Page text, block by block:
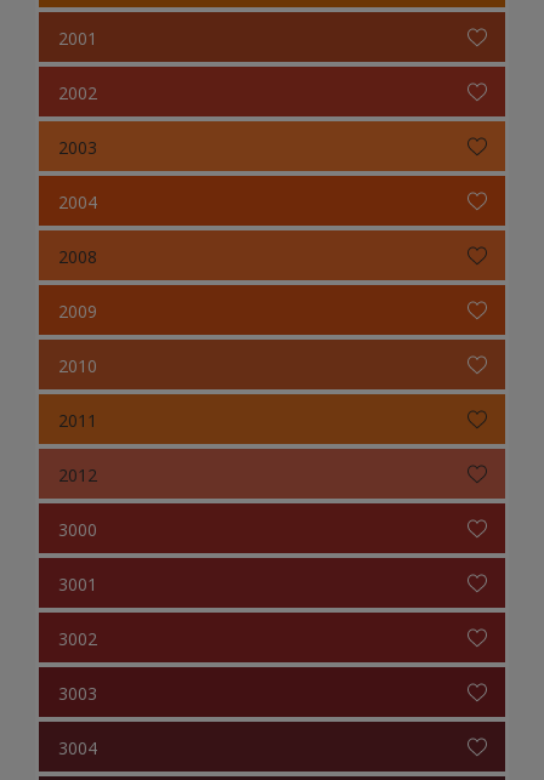
2001
2002
2003
2004
2008
2009
2010
2011
2012
3000
3001
3002
3003
3004